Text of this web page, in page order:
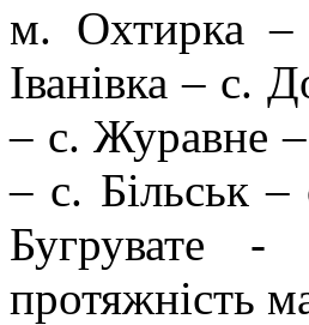
м. Охтирка –
Іванівка – с.
– с. Журавне
– с. Більськ
Бугрувате
протяжність